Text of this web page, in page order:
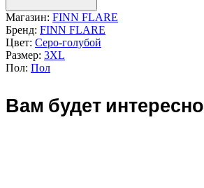
Магазин: FINN FLARE
Бренд: FINN FLARE
Цвет: Серо-голубой
Размер: 3XL
Пол: Пол
Вам будет интересно